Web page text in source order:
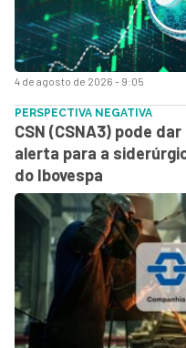
4 de agosto de 2026 - 9:05
PERSPECTIVA NEGATIVA
CSN (CSNA3) pode
alerta para a
do Ibovespa